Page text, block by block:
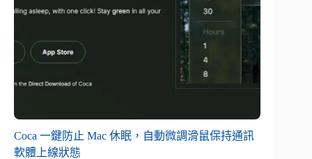
Coca 一鍵防止 Mac 休眠，自動微調滑鼠保持通訊
軟體上線狀態